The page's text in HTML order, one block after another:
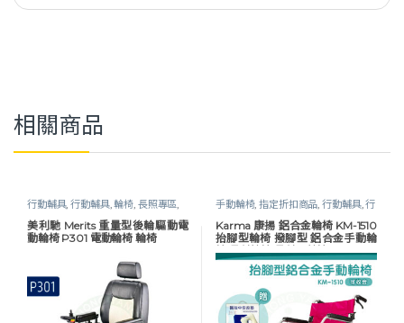
相關商品
行動輔具,行動輔具,輪椅, 長照專區,
電動輪椅
美利馳 Merits 重量型後輪驅動電
動輪椅 P301 電動輪椅 輪椅
手動輪椅,指定折扣商品,行動輔具,行
動輔具
輪椅,長照專區,骨科輪椅
Karma 康揚 鋁合金輪椅 KM-1510
抬腳型輪椅 撥腳型 鋁合金手動輪
椅 骨科輪椅 骨科腳輪椅